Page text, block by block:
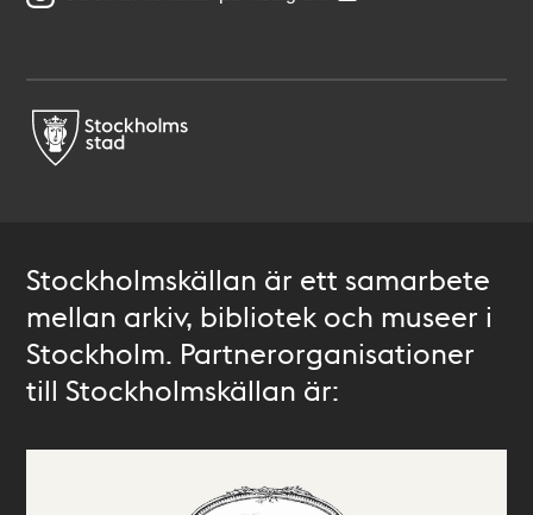
Stockholmskällan är ett samarbete
mellan arkiv, bibliotek och museer i
Stockholm. Partnerorganisationer
till Stockholmskällan är: